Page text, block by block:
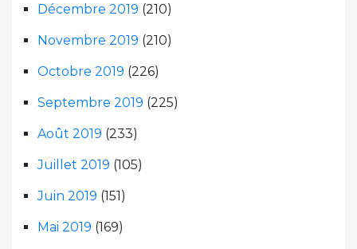
Décembre 2019 (210)
Novembre 2019 (210)
Octobre 2019 (226)
Septembre 2019 (225)
Août 2019 (233)
Juillet 2019 (105)
Juin 2019 (151)
Mai 2019 (169)